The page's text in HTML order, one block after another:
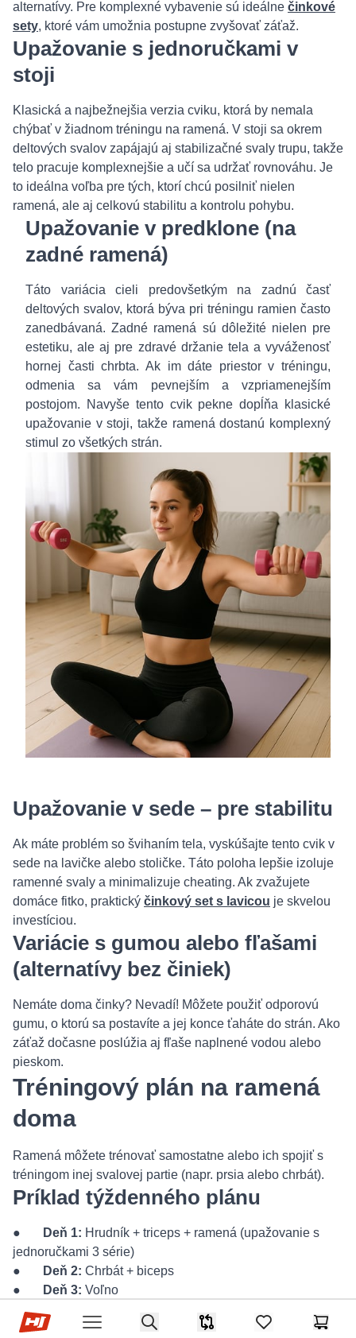
Hop-Sport.sk
Open menu
Search
Porovnávačitems in favorites,
Košík
alternatívy. Pre komplexné vybavenie sú ideálne činkové
sety, ktoré vám umožnia postupne zvyšovať záťaž.
Upažovanie s jednoručkami v
stoji
Klasická a najbežnejšia verzia cviku, ktorá by nemala
chýbať v žiadnom tréningu na ramená. V stoji sa okrem
deltových svalov zapájajú aj stabilizačné svaly trupu, takže
telo pracuje komplexnejšie a učí sa udržať rovnováhu. Je
to ideálna voľba pre tých, ktorí chcú posilniť nielen
ramená, ale aj celkovú stabilitu a kontrolu pohybu.
Upažovanie v predklone (na
zadné ramená)
Táto variácia cieli predovšetkým na zadnú časť
deltových svalov, ktorá býva pri tréningu ramien často
zanedbávaná. Zadné ramená sú dôležité nielen pre
estetiku, ale aj pre zdravé držanie tela a vyváženosť
hornej časti chrbta. Ak im dáte priestor v tréningu,
odmenia sa vám pevnejším a vzpriamenejším
postojom. Navyše tento cvik pekne dopĺňa klasické
upažovanie v stoji, takže ramená dostanú komplexný
stimul zo všetkých strán.
Upažovanie v sede – pre stabilitu
Ak máte problém so švihaním tela, vyskúšajte tento cvik v
sede na lavičke alebo stoličke. Táto poloha lepšie izoluje
ramenné svaly a minimalizuje cheating. Ak zvažujete
domáce fitko, praktický činkový set s lavicou je skvelou
investíciou.
Variácie s gumou alebo fľašami
(alternatívy bez činiek)
Nemáte doma činky? Nevadí! Môžete použiť odporovú
gumu, o ktorú sa postavíte a jej konce ťaháte do strán. Ako
záťaž dočasne poslúžia aj fľaše naplnené vodou alebo
pieskom.
Tréningový plán na ramená
doma
Ramená môžete trénovať samostatne alebo ich spojiť s
tréningom inej svalovej partie (napr. prsia alebo chrbát).
Príklad týždenného plánu
● Deň 1: Hrudník + triceps + ramená (upažovanie s
jednoručkami 3 série)
●
Deň 2: Chrbát + biceps
●
Deň 3: Voľno
●
série)